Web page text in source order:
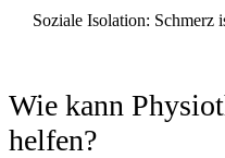
Soziale Isolation: Schmerz
Wie kann
helfen?